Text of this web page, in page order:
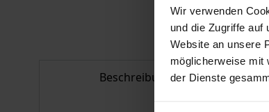
Wir verwenden
und die Zugriffe auf
Website an unsere
möglicherweise mit
der Dienste
Beschreibung